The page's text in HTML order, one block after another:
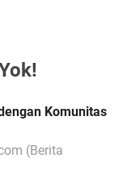
Komunitas
(Berita